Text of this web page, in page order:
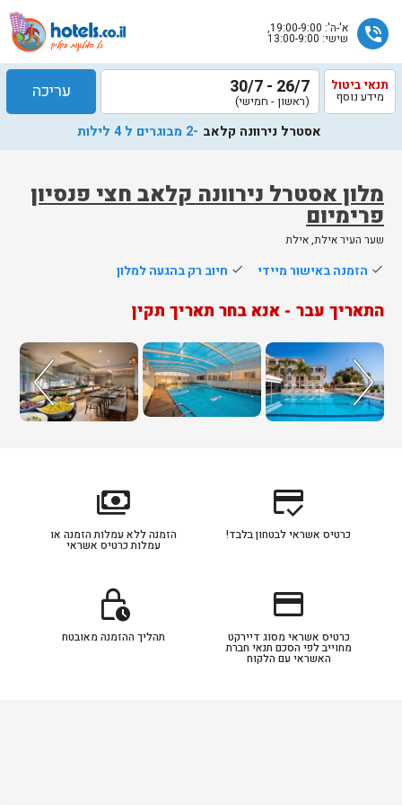
phone_in_talk א'-ה': 19:00-9:00,
שישי: 13:00-9:00
מלון אסטרל נירוונה קלאב חצי פנסיון
פרימיום
שער העיר אילת, אילת
תנאי ביטול
מידע נוסף 26/7 - 30/7
(ראשון - חמישי) עריכה
אסטרל נירוונה קלאב -2 מבוגרים ל 4 לילות
done הזמנה באישור מיידי done חיוב רק בהגעה למלון
התאריך עבר - אנא בחר תאריך תקין
שלח
נציג
יחזור
אליך
בשעות
הפעילות
credit_score
כרטיס אשראי לבטחון בלבד!
payments
הזמנה ללא עמלות הזמנה או
עמלות כרטיס אשראי
credit_card
כרטיס אשראי מסוג דיירקט
מחוייב לפי הסכם תנאי חברת
האשראי עם הלקוח
lock_clock
תהליך ההזמנה מאובטח